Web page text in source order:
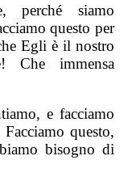
perché siamo
questo per
Egli è il nostro
Che immensa
e facciamo
questo,
bisogno di